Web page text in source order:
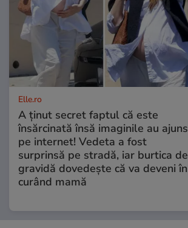
Elle.ro
A ținut secret faptul că este
însărcinată însă imaginile au ajuns
pe internet! Vedeta a fost
surprinsă pe stradă, iar burtica de
gravidă dovedește că va deveni în
curând mamă